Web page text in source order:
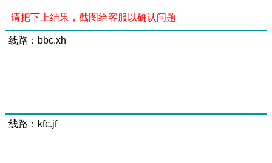
请把下上结果，截图给客服以确认问题
线路：bbc.xh
线路：kfc.jf